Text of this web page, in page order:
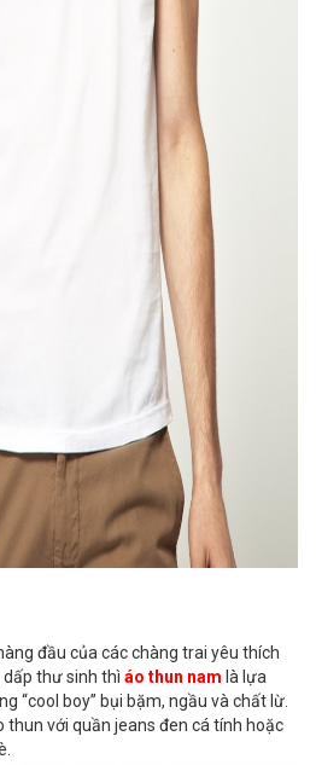
đầu của các chàng trai yêu thích
thư sinh thì áo thun nam là lựa
“cool boy” bụi bặm, ngầu và chất lừ.
thun với quần jeans đen cá tính hoặc